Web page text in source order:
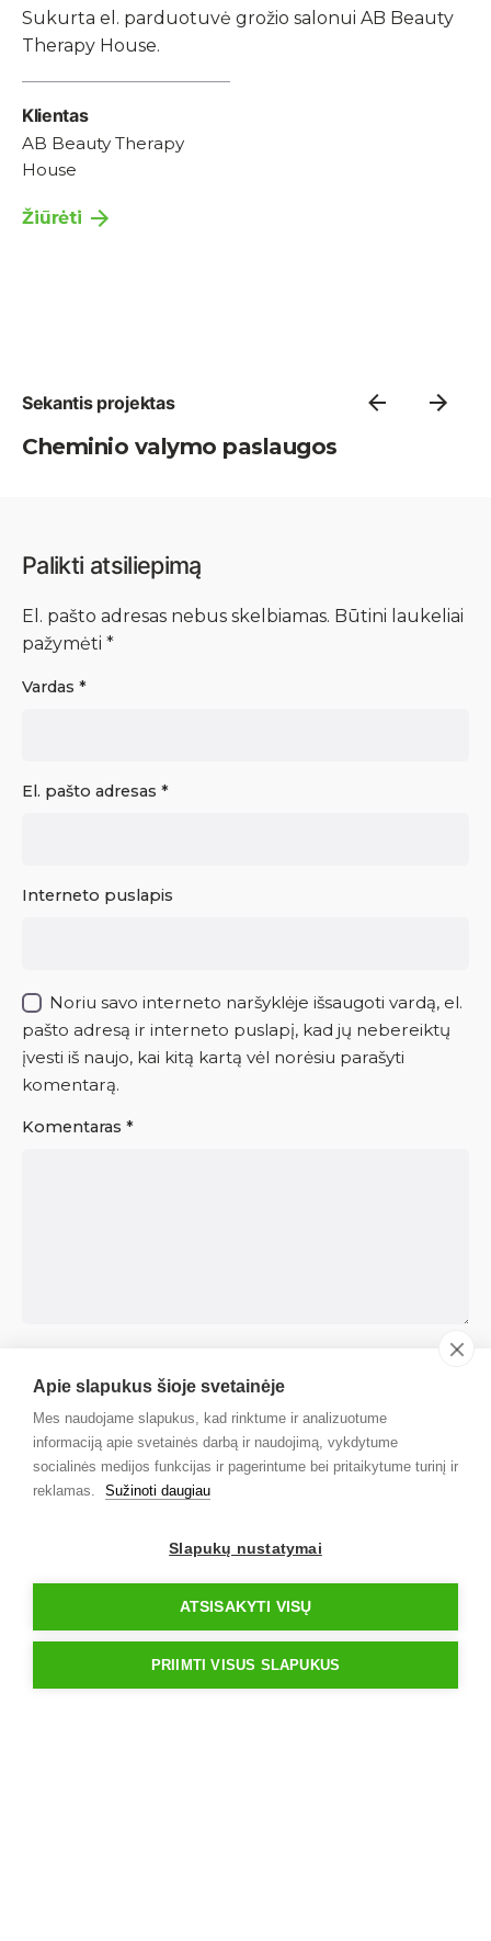
Sukurta el. parduotuvė grožio salonui AB Beauty
Therapy House.
Klientas
AB Beauty Therapy
House
Žiūrėti
Sekantis projektas
Cheminio valymo paslaugos
Palikti atsiliepimą
El. pašto adresas nebus skelbiamas. Būtini laukeliai
pažymėti *
Vardas *
El. pašto adresas *
Interneto puslapis
Noriu savo interneto naršyklėje išsaugoti vardą, el.
pašto adresą ir interneto puslapį, kad jų nebereiktų
įvesti iš naujo, kai kitą kartą vėl norėsiu parašyti
komentarą.
Komentaras *
Apie slapukus šioje svetainėje
Mes naudojame slapukus, kad rinktume ir analizuotume
informaciją apie svetainės darbą ir naudojimą, vykdytume
socialinės medijos funkcijas ir pagerintume bei pritaikytume turinį ir
reklamas.
Sužinoti daugiau
Slapukų nustatymai
ATSISAKYTI VISŲ
PRIIMTI VISUS SLAPUKUS